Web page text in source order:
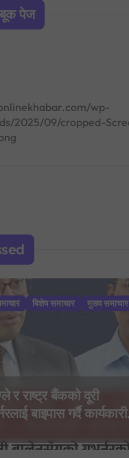
पेज
wp-
2025/09/cropped-
बिशेष समाचार मुख्य समाचार
र राष्ट्र बैंकको दूरी
बाइपास गर्दै कार्यकारी